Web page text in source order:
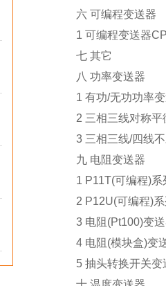
六 可编程变送器
1 可编程变送器
七 其它
八 功率变送器
1 有功/无功功率变
2 三相三线对称平
3 三相三线/四线不
九 电阻变送器
1 P11T(可编程)系
2 P12U(可编程)系
3 电阻(Pt100)变送
4 电阻(模块盒)变送
5 抽头转换开关变